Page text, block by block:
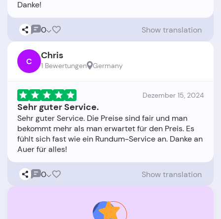
0 Show translation
C Chris
1 Bewertungen Germany
Dezember 15, 2024
Sehr guter Service.
Sehr guter Service. Die Preise sind fair und man
bekommt mehr als man erwartet für den Preis. Es
fühlt sich fast wie ein Rundum-Service an. Danke an
0 Show translation